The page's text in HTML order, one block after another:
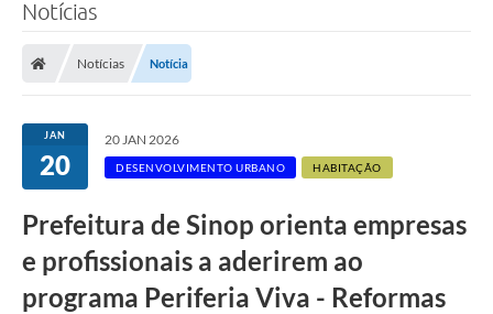
Notícias
Notícias Notícia
JAN
20
20 JAN 2026
DESENVOLVIMENTO URBANO HABITAÇÃO
Prefeitura de Sinop orienta empresas
e profissionais a aderirem ao
programa Periferia Viva - Reformas
v
u
a
ã
o
/